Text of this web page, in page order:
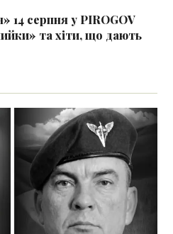
14 серпня у PIROGOV
та хіти, що дають